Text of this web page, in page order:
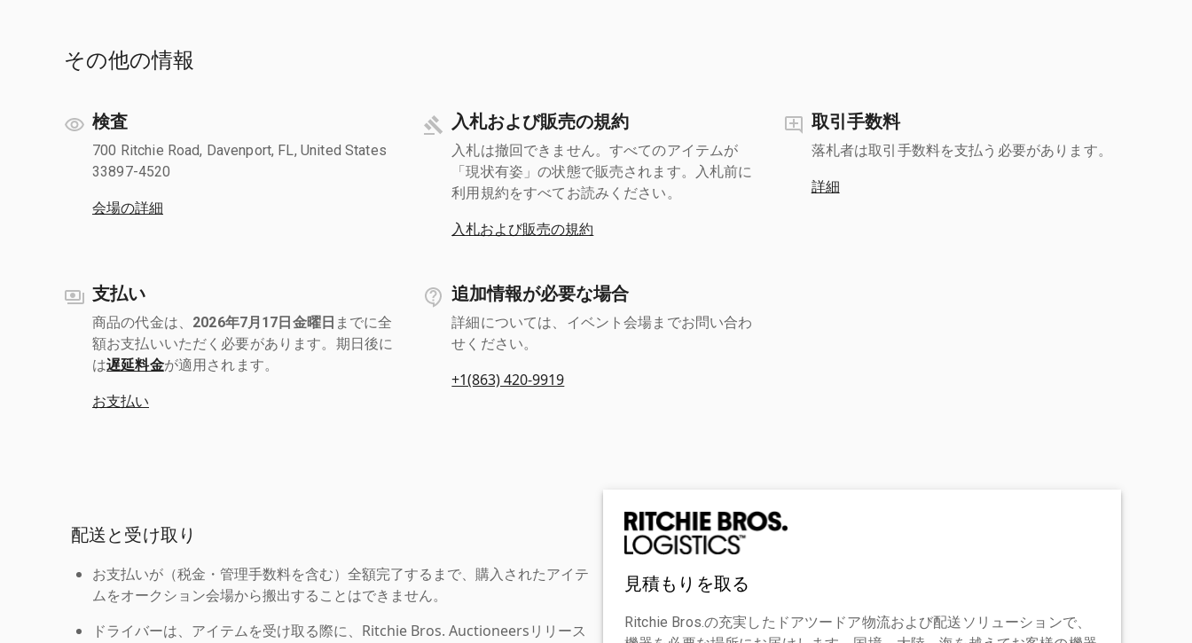
その他の情報
検査
700 Ritchie Road, Davenport, FL, United States
33897-4520
会場の詳細
入札および販売の規約
入札は撤回できません。すべてのアイテムが
「現状有姿」の状態で販売されます。入札前に
利用規約をすべてお読みください。
入札および販売の規約
取引手数料
落札者は取引手数料を支払う必要があります。
詳細
支払い
商品の代金は、 2026年7月17日金曜日 までに全
額お支払いいただく必要があります。期日後に
は遅延料金が適用されます。
お支払い
追加情報が必要な場合
詳細については、イベント会場までお問い合わ
せください。
+1(863) 420-9919
配送と受け取り
お支払いが（税金・管理手数料を含む）全額完了するまで、購入されたアイテ
ムをオークション会場から搬出することはできません。
ドライバーは、アイテムを受け取る際に、Ritchie Bros. Auctioneersリリース
見積もりを取る
Ritchie Bros.の充実したドアツードア物流および配送ソリューションで、